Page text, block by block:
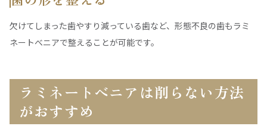
欠けてしまった歯やすり減っている歯など、形態不良の歯もラミ
ネートべニアで整えることが可能です。
ラミネートべニアは削らない方法
がおすすめ